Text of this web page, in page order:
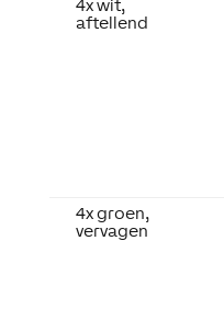
4x wit,
aftellend
4x groen,
vervagen